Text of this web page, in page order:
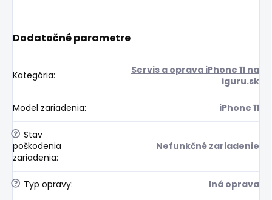
Dodatočné parametre
Kategória:
Servis a oprava iPhone 11 na
iguru.sk
Model zariadenia: iPhone 11
? Stav
poškodenia
zariadenia:
Nefunkčné zariadenie
? Typ opravy: Iná oprava